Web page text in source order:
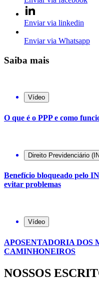
Enviar via linkedin
Enviar via Whatsapp
Saiba mais
Vídeo
O que é o PPP e como
Direito Previdenciário
Benefício bloqueado pelo
evitar problemas
Vídeo
APOSENTADORIA DOS
CAMINHONEIROS
NOSSOS